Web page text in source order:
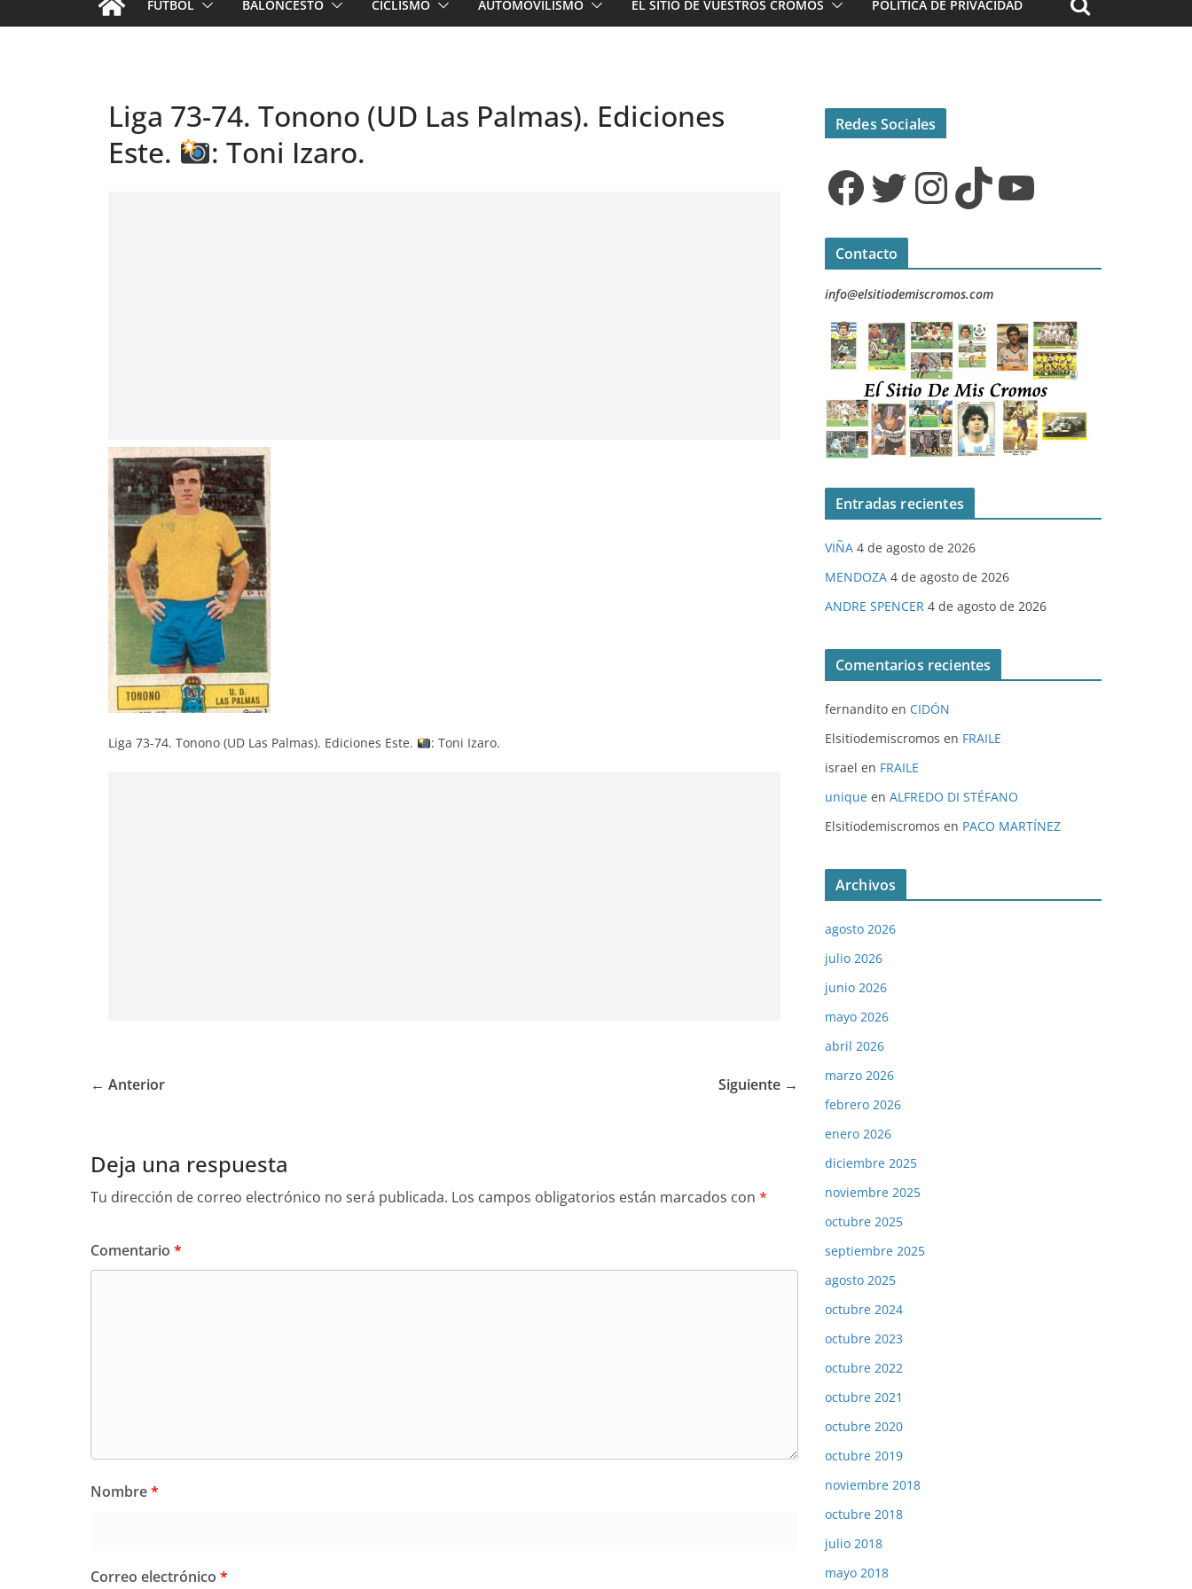
FÚTBOL BALONCESTO CICLISMO AUTOMOVILISMO EL SITIO DE VUESTROS CROMOS POLÍTICA DE PRIVACIDAD
Liga 73-74. Tonono (UD Las Palmas). Ediciones
Este.
: Toni Izaro.
Liga 73-74. Tonono (UD Las Palmas). Ediciones Este. : Toni Izaro.
← Anterior Siguiente →
Deja una respuesta
Tu dirección de correo electrónico no será publicada. Los campos obligatorios están marcados con *
Comentario *
Nombre*
Correo electrónico *
Redes Sociales
Facebook Twitter InstagramTikTok YouTube
Contacto
info@elsitiodemiscromos.com
Entradas recientes
VIÑA 4 de agosto de 2026
MENDOZA 4 de agosto de 2026
ANDRE SPENCER 4 de agosto de 2026
Comentarios recientes
fernandito en CIDÓN
Elsitiodemiscromos en FRAILE
israel en FRAILE
unique en ALFREDO DI STÉFANO
Elsitiodemiscromos en PACO MARTÍNEZ
Archivos
agosto 2026
julio 2026
junio 2026
mayo 2026
abril 2026
marzo 2026
febrero 2026
enero 2026
diciembre 2025
noviembre 2025
octubre 2025
septiembre 2025
agosto 2025
octubre 2024
octubre 2023
octubre 2022
octubre 2021
octubre 2020
octubre 2019
noviembre 2018
octubre 2018
julio 2018
mayo 2018